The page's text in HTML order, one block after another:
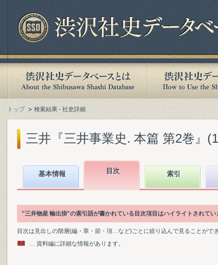
トップ 検索結果 - 社史詳細
三井『三井事業史. 本篇 第2巻』
基本情報 目次 索引
"三井物産 輸出掛"の索引語が書かれている目次項目はハイライトされてい
目次は見出しの階層(編・章・節・項…など)ごとに絞り込んで見ることがで
… 資料編に詳細な情報があります。